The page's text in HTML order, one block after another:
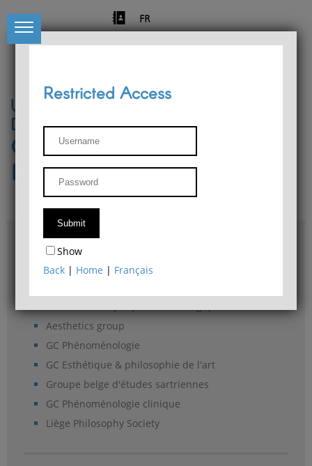
FR
University of Liège
Départment of Philosophy
Center for Phenomenological
Research
Access & maps
Philosophy Department Library
Aesthetics group
GC Phénoménologie
GC Esthétique & philosophie de l'art
Groupe belge d'études sartriennes
GC Phénoménologie clinique
Liège Philosophy Society
Restricted Access
Show
Back | Home | Français